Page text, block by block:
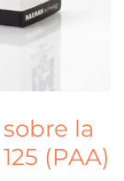
la
(PAA)